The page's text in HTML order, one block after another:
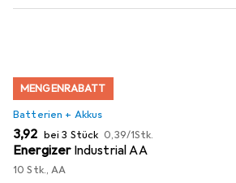
MENGENRABATT
Batterien + Akkus
EUR
3,92 bei 3 Stück EUR
0,39/1Stk.
Energizer Industrial AA
10 Stk., AA